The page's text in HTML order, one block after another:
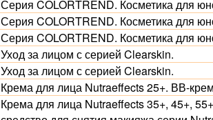
Серия COLORTREND. Косметика для
Серия COLORTREND. Косметика для
Серия COLORTREND. Косметика для
Уход за лицом с серией Clearskin.
Уход за лицом с серией Clearskin.
Крема для лица Nutraeffects 25+. ВВ-
Крема для лица Nutraeffects 35+, 45+,